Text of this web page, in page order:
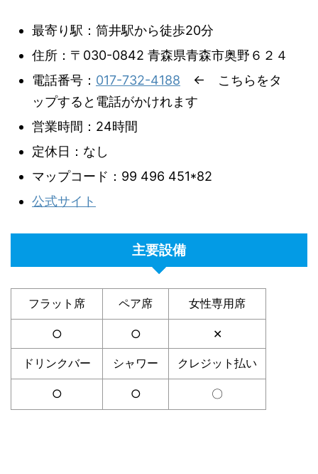
最寄り駅：筒井駅から徒歩20分
住所：〒030-0842 青森県青森市奥野６２４
電話番号： 017-732-4188 ← こちらをタ
ップすると電話がかけれます
営業時間：24時間
定休日：なし
マップコード：99 496 451*82
公式サイト
主要設備
フラット席 ペア席 女性専用席
○ ○ ✕
ドリンクバー シャワー クレジット払い
○ ○ 〇